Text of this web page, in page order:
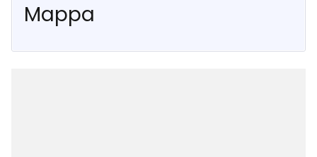
Mappa